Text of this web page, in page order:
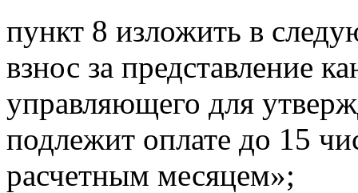
пункт 8 изложить в
взнос за представление
управляющего для
подлежит оплате до 15
расчетным месяцем»;